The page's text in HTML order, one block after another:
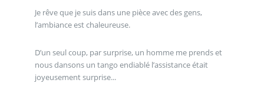
Je rêve que je suis dans une pièce avec des gens,
l’ambiance est chaleureuse.
D’un seul coup, par surprise, un homme me prends et
nous dansons un tango endiablé l’assistance était
joyeusement surprise...